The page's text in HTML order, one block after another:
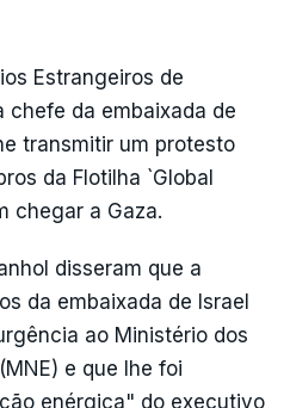
Estrangeiros de
chefe da embaixada de
transmitir um protesto
da Flotilha `Global
chegar a Gaza.
disseram que a
da embaixada de Israel
ao Ministério dos
e que lhe foi
enérgica" do executivo